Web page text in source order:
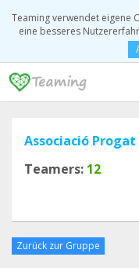
Teaming verwendet eigene
eine besseres
Associació
Teamers: 12
Zurück zur Gruppe